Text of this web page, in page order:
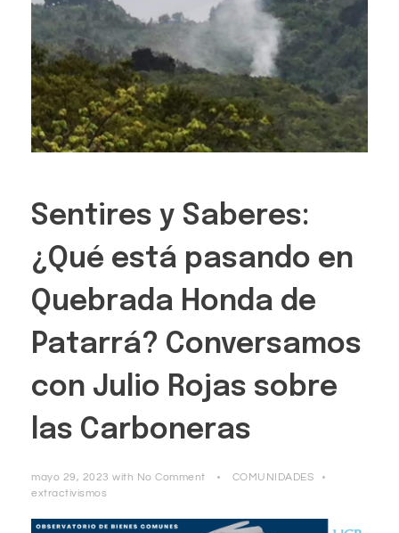
Sentires y Saberes:
¿Qué está pasando en
Quebrada Honda de
Patarrá? Conversamos
con Julio Rojas sobre
las Carboneras
mayo 29, 2023 with No Comment
COMUNIDADES
extractivismos